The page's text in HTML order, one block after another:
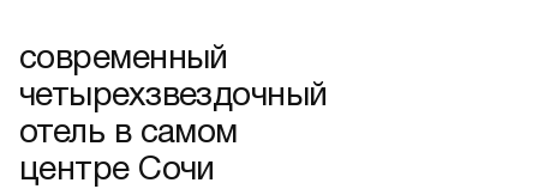
что получу
отзывы
контакты
современный
четырехзвездочный
отель в самом
центре Сочи